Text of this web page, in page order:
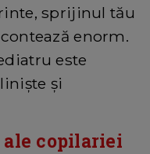
sprijinul tău
enorm.
este
și
copilariei